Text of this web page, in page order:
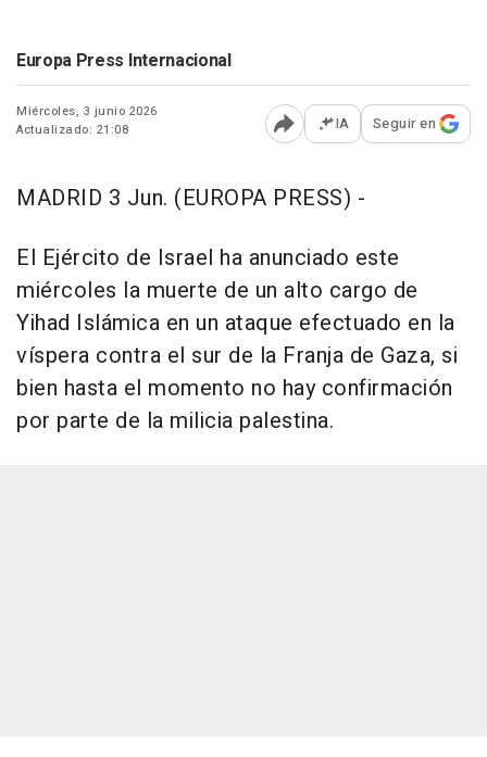
Europa Press Internacional
Miércoles, 3 junio 2026
Actualizado: 21:08
Abrir opciones para
IA Seguir en
MADRID 3 Jun. (EUROPA PRESS) -
El Ejército de Israel ha anunciado este
miércoles la muerte de un alto cargo de
Yihad Islámica en un ataque efectuado en la
víspera contra el sur de la Franja de Gaza, si
bien hasta el momento no hay confirmación
por parte de la milicia palestina.